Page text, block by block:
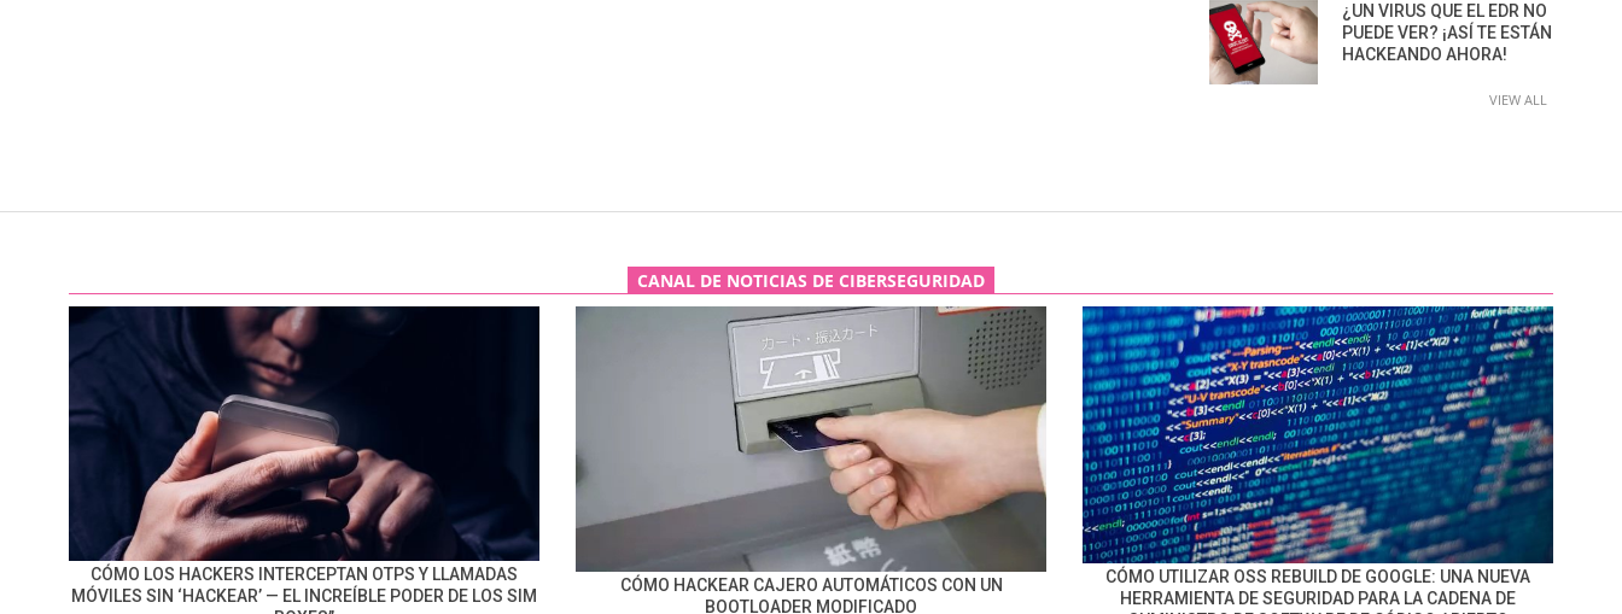
¿UN VIRUS QUE EL EDR NO
PUEDE VER? ¡ASÍ TE ESTÁN
HACKEANDO AHORA!
VIEW ALL
CANAL DE NOTICIAS DE CIBERSEGURIDAD
CÓMO LOS HACKERS INTERCEPTAN OTPS Y LLAMADAS
MÓVILES SIN ‘HACKEAR’ — EL INCREÍBLE PODER DE LOS SIM
CÓMO HACKEAR CAJERO AUTOMÁTICOS CON UN
BOOTLOADER MODIFICADO
CÓMO UTILIZAR OSS REBUILD DE GOOGLE: UNA NUEVA
HERRAMIENTA DE SEGURIDAD PARA LA CADENA DE